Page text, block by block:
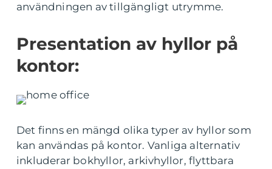
användningen av tillgängligt utrymme.
Presentation av hyllor på
kontor:
Det finns en mängd olika typer av hyllor som
kan användas på kontor. Vanliga alternativ
inkluderar bokhyllor, arkivhyllor, flyttbara